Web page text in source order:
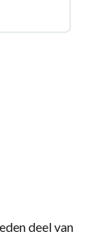
deel van